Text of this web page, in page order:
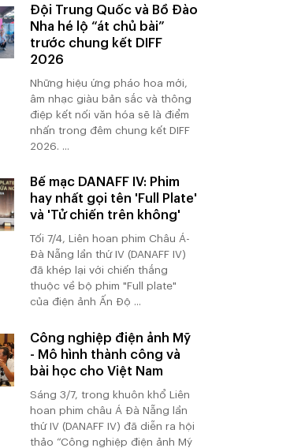
Đội Trung Quốc và Bồ Đào
Nha hé lộ “át chủ bài”
trước chung kết DIFF
2026
Những hiệu ứng pháo hoa mới,
âm nhạc giàu bản sắc và thông
điệp kết nối văn hóa sẽ là điểm
nhấn trong đêm chung kết DIFF
2026. ...
Bế mạc DANAFF IV: Phim
hay nhất gọi tên 'Full Plate'
và 'Tử chiến trên không'
Tối 7/4, Liên hoan phim Châu Á-
Đà Nẵng lần thứ IV (DANAFF IV)
đã khép lại với chiến thắng
thuộc về bộ phim "Full plate"
của điện ảnh Ấn Độ ...
Công nghiệp điện ảnh Mỹ
- Mô hình thành công và
bài học cho Việt Nam
Sáng 3/7, trong khuôn khổ Liên
hoan phim châu Á Đà Nẵng lần
thứ IV (DANAFF IV) đã diễn ra hội
thảo “Công nghiệp điện ảnh Mỹ